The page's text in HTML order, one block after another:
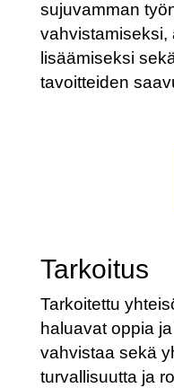
sujuvamman
vahvistamiseksi,
lisäämiseksi
tavoitteiden
Tarkoitus
Tarkoitettu
haluavat oppia
vahvistaa sekä
turvallisuutta ja